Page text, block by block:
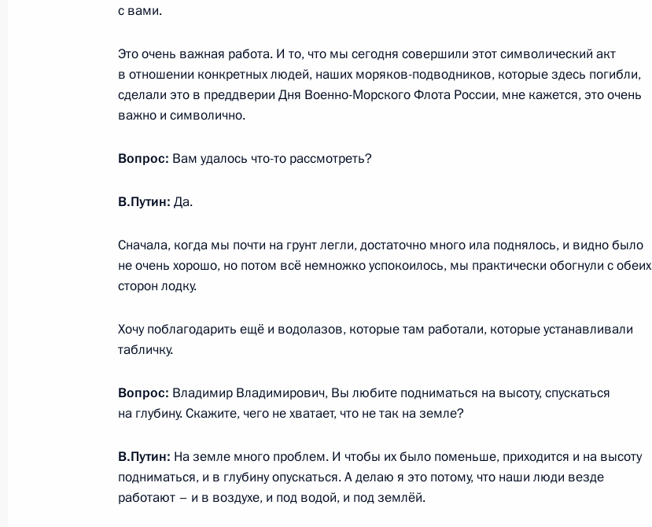
Осмотр подлодки, погибшей в годы Великой Отечественной
войны
27 июля 2019 года, 15:30
Дня ВМФ
Указ о проведении в России Года памяти и славы
8 июля 2019 года, 17:30
Участникам и гостям 60-й Международной встречи ветеранов
Великой Отечественной войны и участников партизанского
7 июля 2019 года, 10:00
с вами.
Это очень важная работа. И то, что мы сегодня совершили этот символический акт
в отношении конкретных людей, наших моряков-подводников, которые здесь погибли,
сделали это в преддверии Дня Военно-Морского Флота России, мне кажется, это очень
важно и символично.
Вопрос: Вам удалось что-то рассмотреть?
В.Путин: Да.
Сначала, когда мы почти на грунт легли, достаточно много ила поднялось, и видно было
не очень хорошо, но потом всё немножко успокоилось, мы практически обогнули с обеих
сторон лодку.
Хочу поблагодарить ещё и водолазов, которые там работали, которые устанавливали
табличку.
Вопрос: Владимир Владимирович, Вы любите подниматься на высоту, спускаться
на глубину. Скажите, чего не хватает, что не так на земле?
В.Путин: На земле много проблем. И чтобы их было поменьше, приходится и на высоту
подниматься, и в глубину опускаться. А делаю я это потому, что наши люди везде
работают – и в воздухе, и под водой, и под землёй.